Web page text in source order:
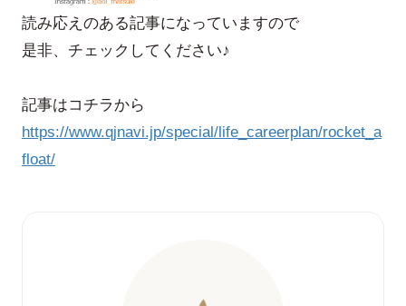
読み応えのある記事になっていますので
是非、チェックしてください♪
記事はコチラから
https://www.qjnavi.jp/special/life_careerplan/rocket_a
float/